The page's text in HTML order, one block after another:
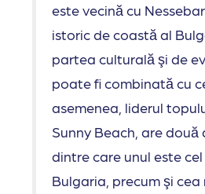
este vecină cu
istoric de coastă al
partea culturală şi de
poate fi combinată cu
asemenea, liderul
Sunny Beach, are două
dintre care unul este
Bulgaria, precum şi